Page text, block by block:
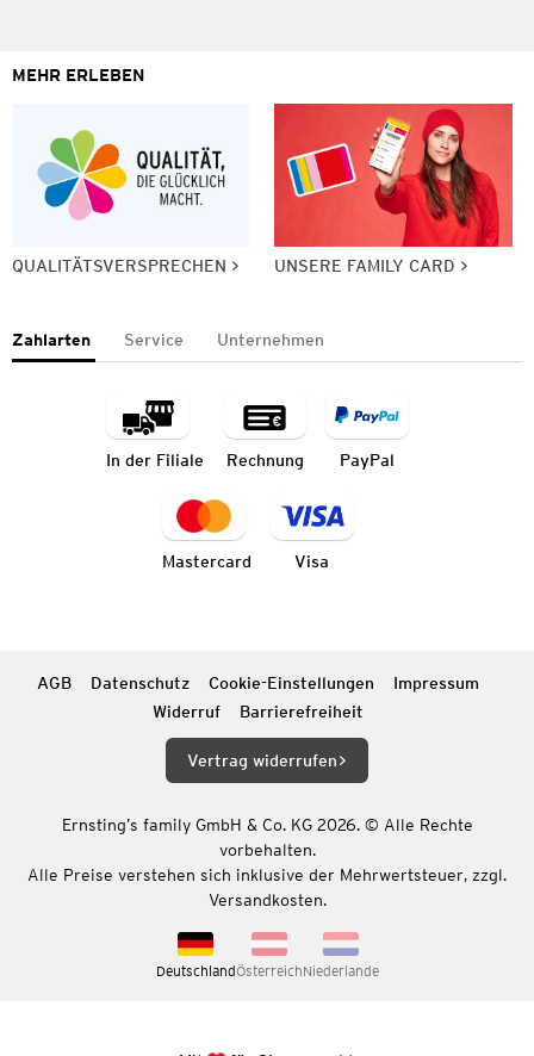
MEHR ERLEBEN
QUALITÄTSVERSPRECHEN UNSERE FAMILY CARD
Zahlarten Service Unternehmen
In der Filiale Rechnung PayPal
Mastercard Visa
AGB Datenschutz Cookie-Einstellungen
Impressum
Widerruf
Barrierefreiheit
Vertrag widerrufen
Ernsting’s family GmbH & Co. KG 2026. © Alle Rechte
vorbehalten.
Alle Preise verstehen sich inklusive der Mehrwertsteuer, zzgl.
Versandkosten.
DeutschlandÖsterreichNiederlande